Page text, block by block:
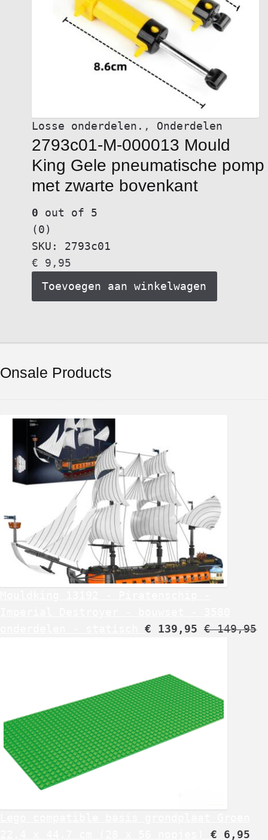
worden
productpagina
Losse onderdelen. , Onderdelen
2793c01-M-000013 Mould
King Gele pneumatische pomp
met zwarte bovenkant
0 out of 5
(0)
SKU: 2793c01
€ 9,95
Toevoegen aan winkelwagen
Onsale Products
€ 139,95 €149,95
€ 6,95